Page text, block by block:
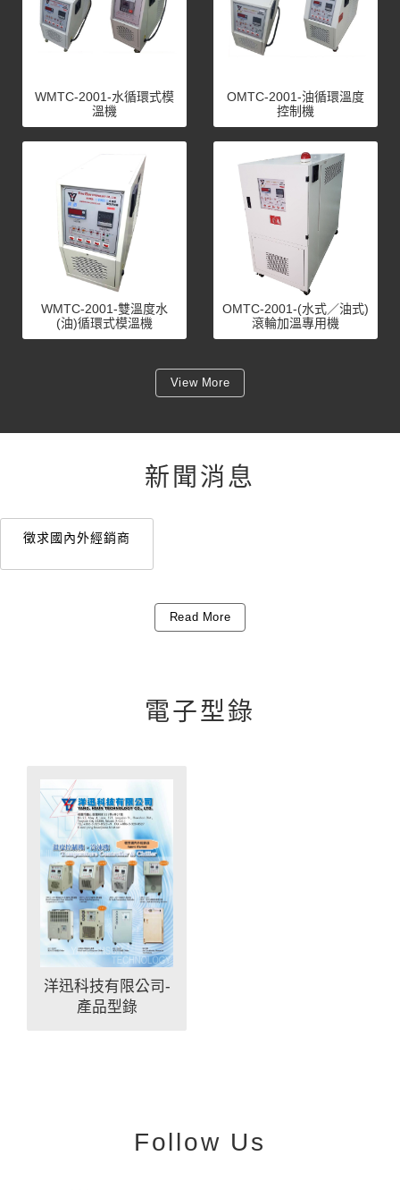
WMTC-2001-水循環式模
溫機
OMTC-2001-油循環溫度
控制機
WMTC-2001-雙溫度水
(油)循環式模溫機
OMTC-2001-(水式／油式)
滾輪加溫專用機
View More
新聞消息
徵求國內外經銷商
Read More
電子型錄
洋迅科技有限公司-
產品型錄
Follow Us